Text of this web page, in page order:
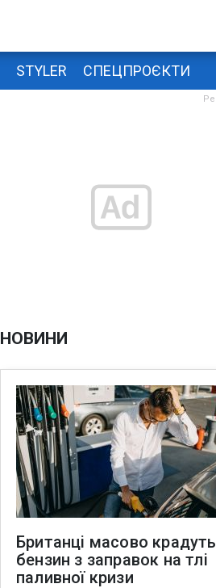
STYLER СПЕЦПРОЄКТИ
НОВИНИ
Британці масово крадуть
бензин з заправок на тлі
паливної кризи